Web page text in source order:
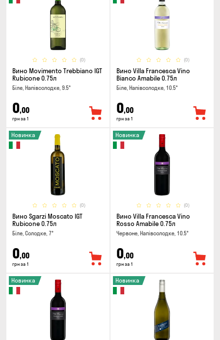
(0)
Вино Movimento Trebbiano IGT
Rubicone 0.75л
Біле, Напівсолодке, 9.5°
0,00
грн за 1
(0)
Вино Villa Francesca Vino
Bianco Amabile 0.75л
Біле, Напівсолодке, 10.5°
0,00
грн за 1
(0)
Новинка
Вино Sgarzi Moscato IGT
Rubicone 0.75л
Біле, Солодке, 7°
0,00
грн за 1
(0)
Новинка
Вино Villa Francesca Vino
Rosso Amabile 0.75л
Червоне, Напівсолодке, 10.5°
0,00
грн за 1
Новинка Новинка